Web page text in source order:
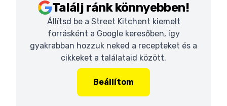
Találj ránk könnyebben!
Állítsd be a Street Kitchent kiemelt
forrásként a Google keresőben, így
gyakrabban hozzuk neked a recepteket és a
cikkeket a találataid között.
Beállítom